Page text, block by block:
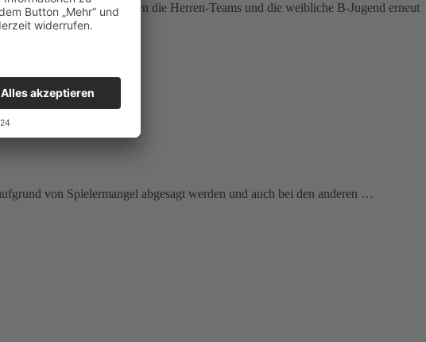
glänzte, mussten die Herren-Teams und die weibliche B-Jugend erneut
von Spielermangel abgesagt werden und auch bei den anderen …